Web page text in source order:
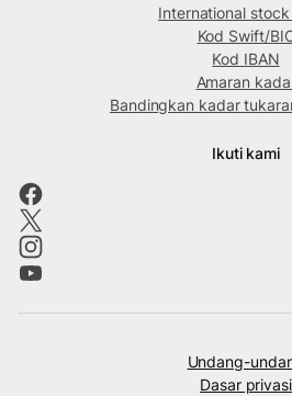
International
Kod Swift/
Kod IBAN
Amaran
Bandingkan kadar
Ikuti kami
Undang-
Dasar privasi